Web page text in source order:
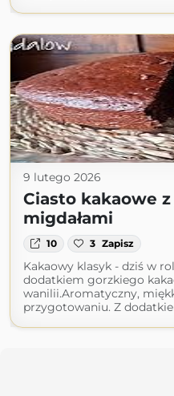
9 lutego 2026
Ciasto kakaowe
migdałami
10 3 Zapisz
Kakaowy klasyk - dziś w
dodatkiem gorzkiego
wanilii.Aromatyczny,
przygotowaniu. Z